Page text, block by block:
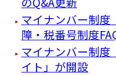
マイナンバー制
障・税番号制度
マイナンバー制
イト」が開設